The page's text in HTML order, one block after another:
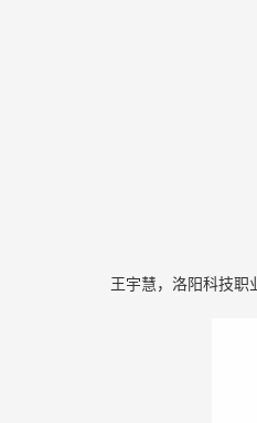
王宇慧，洛阳科技职